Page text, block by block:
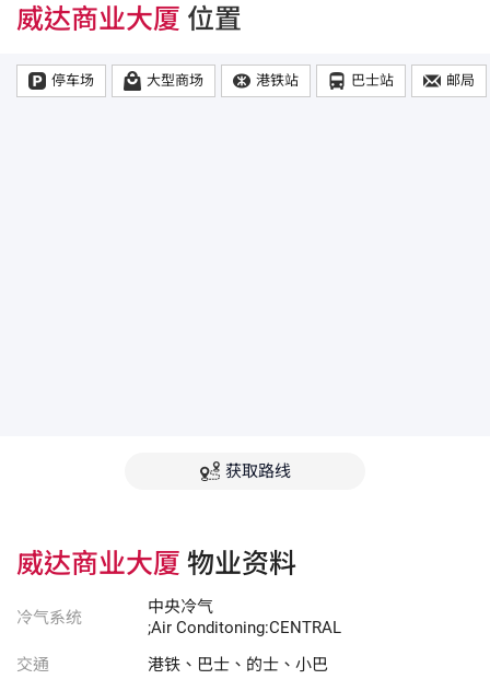
威达商业大厦 位置
停车场 大型商场 港铁站 巴士站 邮局
获取路线
威达商业大厦 物业资料
冷气系统
中央冷气
;Air Conditoning:CENTRAL
交通
港铁、巴士、的士、小巴